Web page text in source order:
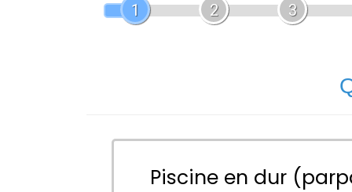
1 2 3
Piscine en dur